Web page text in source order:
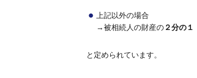
上記以外の場合
→被相続人の財産の ２分の１
と定められています。